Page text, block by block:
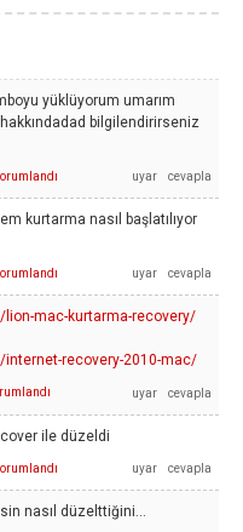
yüklüyorum umarım
bilgilendirirseniz
kurtarma nasıl başlatılıyor
mac-kurtarma-recovery/
recovery-2010-mac/
ile düzeldi
nasıl düzelttiğini…